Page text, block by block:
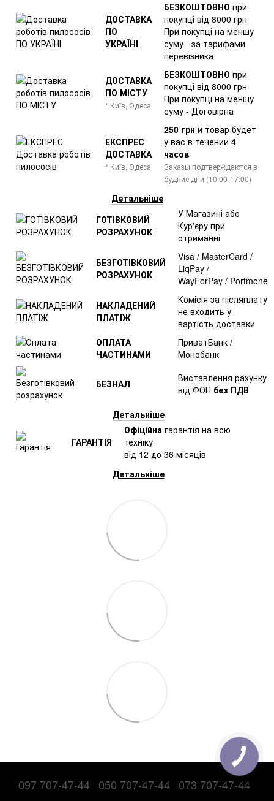
ДОСТАВКА
ПО
УКРАЇНІ
БЕЗКОШТОВНО при
покупці від 8000 грн
При покупці на меншу
суму - за тарифами
перевізника
ДОСТАВКА
ПО МІСТУ
* Київ, Одеса
БЕЗКОШТОВНО при
покупці від 8000 грн
При покупці на меншу
суму - Договірна
ЕКСПРЕС
ДОСТАВКА
* Київ, Одеса
250 грн и товар будет
у вас в течении 4
часов
Заказы подтверждаются в
будние дни (10:00-17:00)
Детальніше
ГОТІВКОВИЙ
РОЗРАХУНОК
У Магазині або
Кур'єру при
отриманні
БЕЗГОТІВКОВИЙ
РОЗРАХУНОК
Visa / MasterCard /
LiqPay /
WayForPay / Portmone
НАКЛАДЕНИЙ
ПЛАТІЖ
Комісія за післяплату
не входить у
вартість доставки
ОПЛАТА
ЧАСТИНАМИ
ПриватБанк /
Монобанк
БЕЗНАЛ
Виставлення рахунку
від ФОП без ПДВ
Детальніше
ГАРАНТІЯ
Офіційна гарантія на всю
техніку
від 12 до 36 місяців
Детальніше
097 707-47-44 050 707-47-44 073 707-47-44